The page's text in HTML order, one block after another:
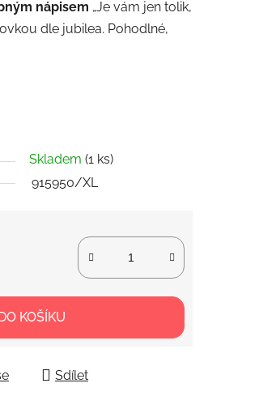
nápisem „Je vám jen tolik,
dle jubilea. Pohodlné,
Skladem (1 ks)
915950/XL
KOŠÍKU
Sdílet